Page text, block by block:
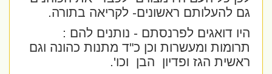
גם להעלותם ראשונים- לקריאה בתורה.
היו דואגים לפרנסתם - נותנים להם :
תרומות ומעשרות וכן כ"ד מתנות כהונה וגם
ראשית הגז ופדיון הבן וכו'.